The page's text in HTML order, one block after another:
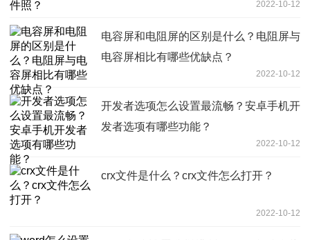
2022-10-12
电容屏和电阻屏的区别是什么？电阻屏与
电容屏相比有哪些优缺点？
2022-10-12
开发者选项怎么设置最流畅？安卓手机开
发者选项有哪些功能？
2022-10-12
crx文件是什么？crx文件怎么打开？
2022-10-12